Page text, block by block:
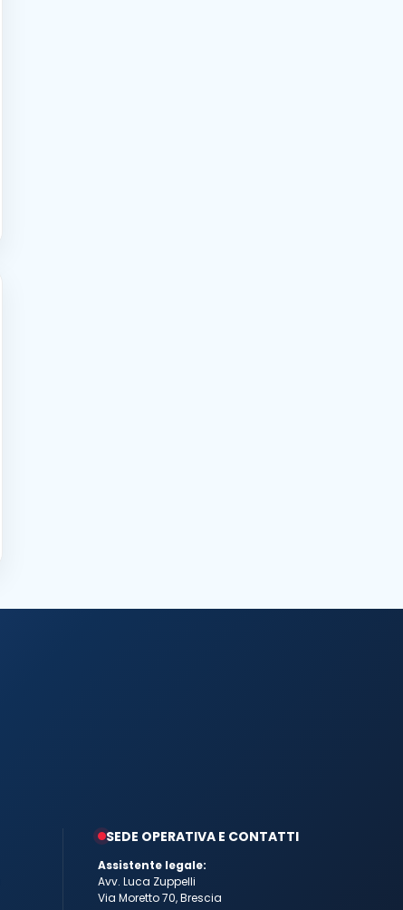
SEDE OPERATIVA E CONTATTI
Assistente legale:
Avv. Luca Zuppelli
Via Moretto 70, Brescia